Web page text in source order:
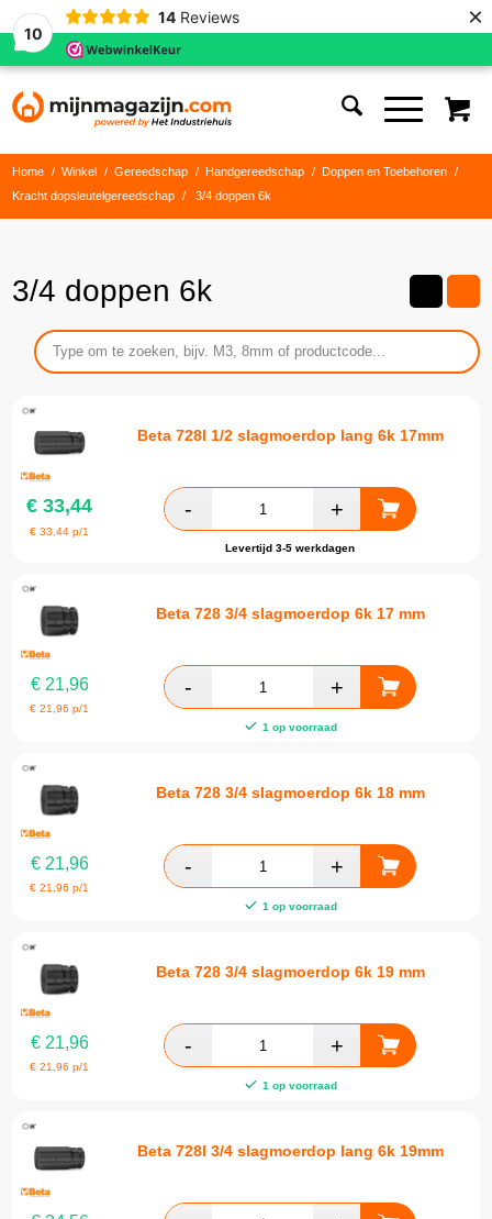
10
14 Reviews ×
Home / Winkel / Gereedschap / Handgereedschap / Doppen en Toebehoren
/
Kracht dopsleutelgereedschap
/ 3/4 doppen 6k
3/4 doppen 6k
Beta 728l 1/2 slagmoerdop lang 6k 17mm
€ 33,44
€33,44 p/1
Levertijd 3-5 werkdagen
Beta 728 3/4 slagmoerdop 6k 17 mm
€21,96
€21,96 p/1
1 op voorraad
Beta 728 3/4 slagmoerdop 6k 18 mm
€21,96
€21,96 p/1
1 op voorraad
Beta 728 3/4 slagmoerdop 6k 19 mm
€21,96
€21,96 p/1
1 op voorraad
Beta 728l 3/4 slagmoerdop lang 6k 19mm